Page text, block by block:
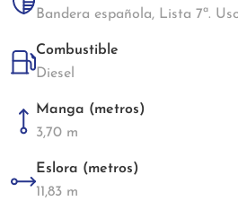
Bandera española, Lista 7ª.
Combustible
Diesel
Manga (metros)
3,70 m
Eslora (metros)
11,83 m